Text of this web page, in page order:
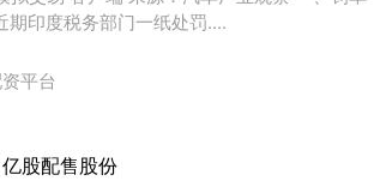
印度税务部门一纸处罚....
平台
股配售股份